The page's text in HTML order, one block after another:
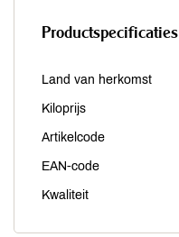
Productspecificaties
Land van herkomst
Kiloprijs
Artikelcode
EAN-code
Kwaliteit